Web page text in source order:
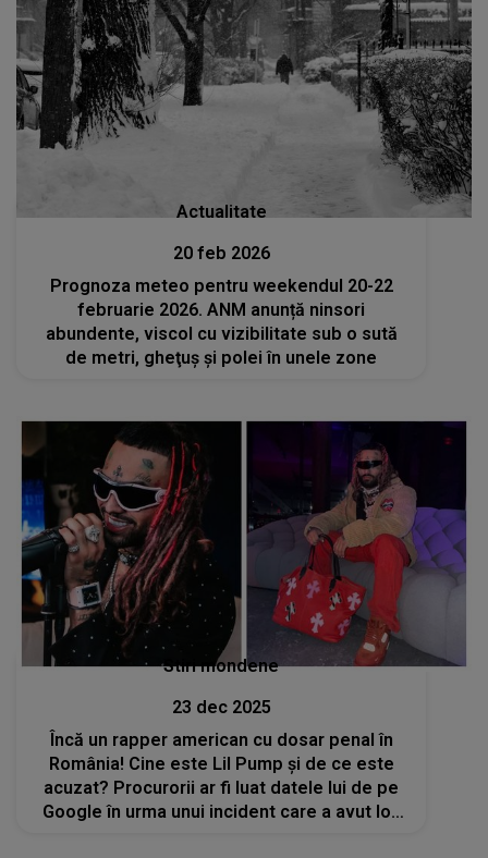
Actualitate
20 feb 2026
Prognoza meteo pentru weekendul 20-22
februarie 2026. ANM anunță ninsori
abundente, viscol cu vizibilitate sub o sută
de metri, gheţuş şi polei în unele zone
Stiri mondene
23 dec 2025
Încă un rapper american cu dosar penal în
România! Cine este Lil Pump și de ce este
acuzat? Procurorii ar fi luat datele lui de pe
Google în urma unui incident care a avut loc